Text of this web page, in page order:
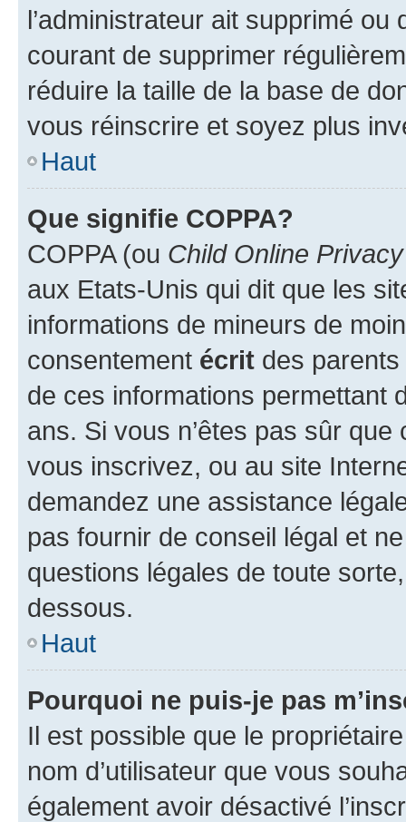
l’administrateur ait supprimé
courant de supprimer
réduire la taille de la base de
vous réinscrire et soyez plus
Haut
Que signifie COPPA?
COPPA (ou Child Online
aux Etats-Unis qui dit que les
informations de mineurs de
consentement écrit des parents
de ces informations permettant
ans. Si vous n’êtes pas sûr
vous inscrivez, ou au site
demandez une assistance
pas fournir de conseil légal et
questions légales de toute
dessous.
Haut
Pourquoi ne puis-je pas
Il est possible que le
nom d’utilisateur que vous
également avoir désactivé